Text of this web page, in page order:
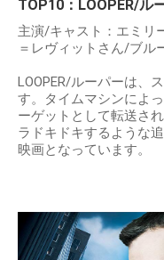
TOP10：LOOPER/ル
主演/キャスト：エミリ
＝レヴィットさん/ブル
LOOPER/ルーパーは、
す。タイムマシンによ
ーゲットとして転送さ
ラドキドキするような
映画となっています。